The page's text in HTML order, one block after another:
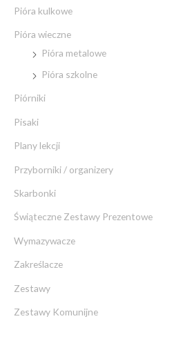
Pióra kulkowe
Pióra wieczne
Pióra metalowe
Pióra szkolne
Piórniki
Pisaki
Plany lekcji
Przyborniki / organizery
Skarbonki
Świąteczne Zestawy Prezentowe
Wymazywacze
Zakreślacze
Zestawy
Zestawy Komunijne